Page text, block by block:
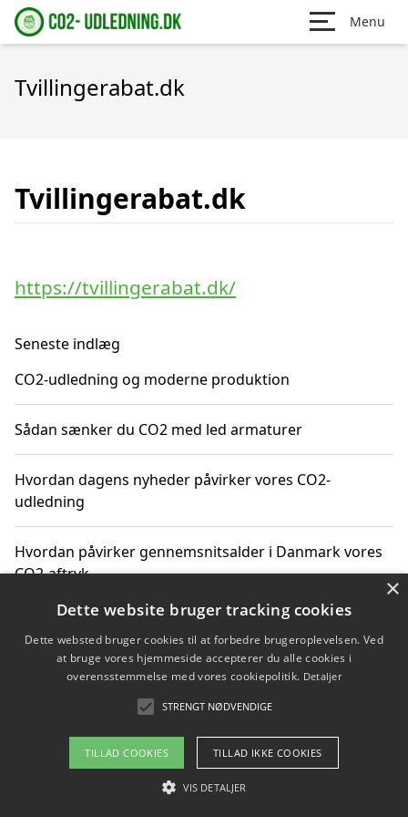
Menu
Tvillingerabat.dk
Tvillingerabat.dk
https://tvillingerabat.dk/
Seneste indlæg
CO2-udledning og moderne produktion
Sådan sænker du CO2 med led armaturer
Hvordan dagens nyheder påvirker vores CO2-
udledning
Hvordan påvirker gennemsnitsalder i Danmark vores
CO2-aftryk
Hvordan nyheder om CO2-udledning påvirker vores
hverdag
Om / kontakt
Blog Betingelser
×
Dette website bruger tracking cookies
Dette websted bruger cookies til at forbedre brugeroplevelsen. Ved
at bruge vores hjemmeside accepterer du alle cookies i
overensstemmelse med vores cookiepolitik. Detaljer
STRENGT NØDVENDIGE
TILLAD COOKIES TILLAD IKKE COOKIES
VIS DETALJER